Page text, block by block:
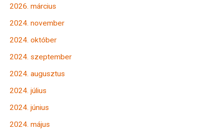
2026. március
2024. november
2024. október
2024. szeptember
2024. augusztus
2024. július
2024. június
2024. május